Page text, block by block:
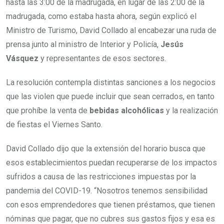
hasta las 3:00 de la madrugada, en lugar de las 2:00 de la
madrugada, como estaba hasta ahora, según explicó el
Ministro de Turismo, David Collado al encabezar una ruda de
prensa junto al ministro de Interior y Policía, Jesús
Vásquez y representantes de esos sectores.
La resolución contempla distintas sanciones a los negocios
que las violen que puede incluir que sean cerrados, en tanto
que prohíbe la venta de bebidas alcohólicas y la realización
de fiestas el Viernes Santo.
David Collado dijo que la extensión del horario busca que
esos establecimientos puedan recuperarse de los impactos
sufridos a causa de las restricciones impuestas por la
pandemia del COVID-19. “Nosotros tenemos sensibilidad
con esos emprendedores que tienen préstamos, que tienen
nóminas que pagar, que no cubres sus gastos fijos y esa es